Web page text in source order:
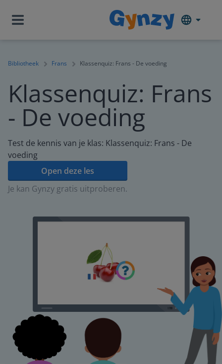
Bibliotheek Frans Klassenquiz: Frans - De voeding
Klassenquiz: Frans
- De voeding
Test de kennis van je klas: Klassenquiz: Frans - De
voeding
Open deze les
Je kan Gynzy gratis uitproberen.